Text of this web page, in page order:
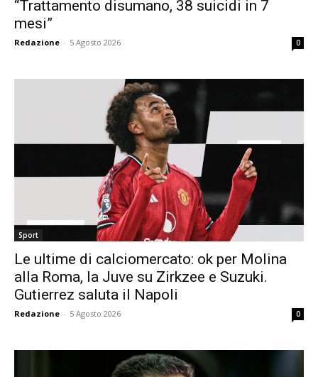
“Trattamento disumano, 38 suicidi in 7
mesi”
Redazione - 5 Agosto 2026 0
Sport
Le ultime di calciomercato: ok per Molina
alla Roma, la Juve su Zirkzee e Suzuki.
Gutierrez saluta il Napoli
Redazione - 5 Agosto 2026 0